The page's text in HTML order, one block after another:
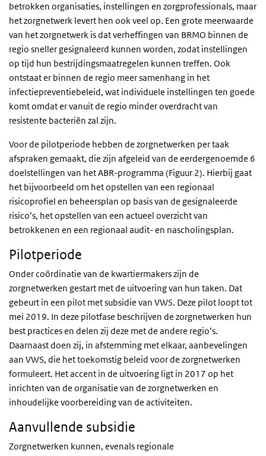
betrokken organisaties, instellingen en zorgprofessionals, maar
het zorgnetwerk levert hen ook veel op. Een grote meerwaarde
van het zorgnetwerk is dat verheffingen van BRMO binnen de
regio sneller gesignaleerd kunnen worden, zodat instellingen
op tijd hun bestrijdingsmaatregelen kunnen treffen. Ook
ontstaat er binnen de regio meer samenhang in het
infectiepreventiebeleid, wat individuele instellingen ten goede
komt omdat er vanuit de regio minder overdracht van
resistente bacteriën zal zijn.
Voor de pilotperiode hebben de zorgnetwerken per taak
afspraken gemaakt, die zijn afgeleid van de eerdergenoemde 6
doelstellingen van het ABR-programma (Figuur 2). Hierbij gaat
het bijvoorbeeld om het opstellen van een regionaal
risicoprofiel en beheersplan op basis van de gesignaleerde
risico’s, het opstellen van een actueel overzicht van
betrokkenen en een regionaal audit- en nascholingsplan.
Pilotperiode
Onder coördinatie van de kwartiermakers zijn de
zorgnetwerken gestart met de uitvoering van hun taken. Dat
gebeurt in een pilot met subsidie van VWS. Deze pilot loopt tot
mei 2019. In deze pilotfase beschrijven de zorgnetwerken hun
best practicesen delen zij deze met de andere regio’s.
Daarnaast doen zij, in afstemming met elkaar, aanbevelingen
aan VWS, die het toekomstig beleid voor de zorgnetwerken
formuleert. Het accent in de uitvoering ligt in 2017 op het
inrichten van de organisatie van de zorgnetwerken en
inhoudelijke voorbereiding van de activiteiten.
Aanvullende subsidie
Zorgnetwerken kunnen, evenals regionale